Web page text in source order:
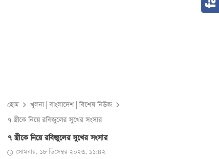
হোম খুলনা|বাংলাদেশ|বিশেষ নিউজ
৭ স্ত্রীকে নিয়ে রবিজুলের সুখের সংসার
৭ স্ত্রীকে নিয়ে রবিজুলের সুখের সংসার
সোমবার, ১৮ ডিসেম্বর ২০২৩, ১১:৪২